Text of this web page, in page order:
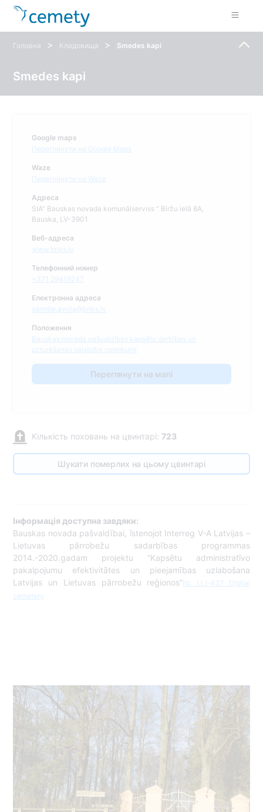
Головна > Кладовища > Smedes kapi
Smedes kapi
Google maps
Переглянути на Google Maps
Waze
Переглянути на Waze
Адреса
SIA” Bauskas novada komunālserviss “ Biržu ielā 8A,
Bauska, LV-3901
Веб-адреса
www.bnks.lv
Телефонний номер
+371 29419247
Електронна адреса
sarmite.avota@bnks.lv
Положення
Bauskas novada pašvaldības kapsētu darbības un
uzturēšanas saistošie noteikumi
Переглянути на мапі
Кількість поховань на цвинтарі: 723
Шукати померлих на цьому цвинтарі
Інформація доступна завдяки:
Bauskas novada pašvaldībai, īstenojot Interreg V-A Latvijas –
Lietuvas pārrobežu sadarbības programmas
2014.-2020.gadam projektu “Kapsētu administratīvo
pakalpojumu efektivitātes un pieejamības uzlabošana
Latvijas un Lietuvas pārrobežu reģionos”Nr. LLI-437 Digital
cemetery